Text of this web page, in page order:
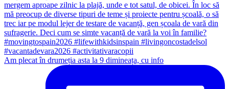
Am plecat în drumeția asta la 9 dimineața, cu info